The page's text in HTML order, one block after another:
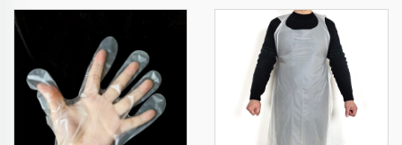
compostables en PLA
PBAT amidon de maïs
biodégradables et
compostables en PLA
PBAT amidon de maïs